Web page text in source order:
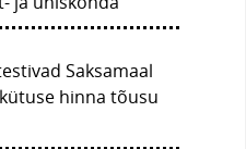
Saksamaal
hinna tõusu